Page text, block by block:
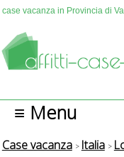
case vacanza in Provincia di
≡ Menu
Case vacanza Italia